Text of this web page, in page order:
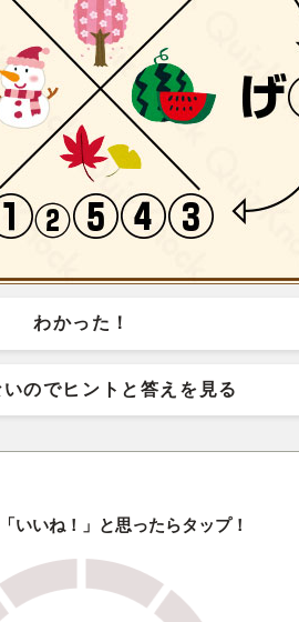
わかった！
のでヒントと答えを見る
いいね！」と思ったらタップ！